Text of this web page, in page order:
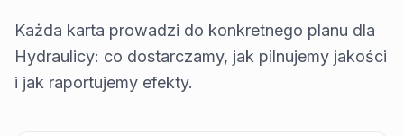
Każda karta prowadzi do konkretnego planu dla
Hydraulicy: co dostarczamy, jak pilnujemy jakości
i jak raportujemy efekty.